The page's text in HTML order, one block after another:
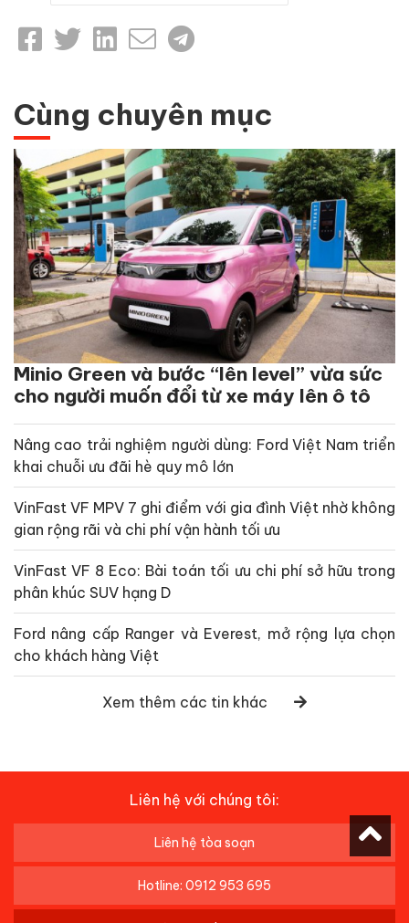
Cùng chuyên mục
Minio Green và bước “lên level” vừa sức
cho người muốn đổi từ xe máy lên ô tô
Nâng cao trải nghiệm người dùng: Ford Việt Nam triển
khai chuỗi ưu đãi hè quy mô lớn
VinFast VF MPV 7 ghi điểm với gia đình Việt nhờ không
gian rộng rãi và chi phí vận hành tối ưu
VinFast VF 8 Eco: Bài toán tối ưu chi phí sở hữu trong
phân khúc SUV hạng D
Ford nâng cấp Ranger và Everest, mở rộng lựa chọn
cho khách hàng Việt
Xem thêm các tin khác
Liên hệ với chúng tôi:
Liên hệ tòa soạn
Hotline: 0912 953 695